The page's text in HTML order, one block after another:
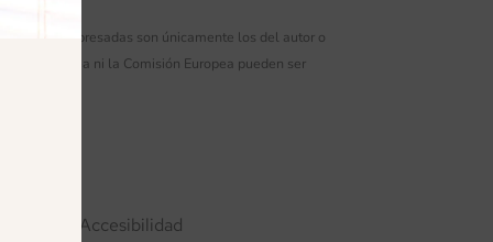
expresadas son únicamente los del autor o
Europea ni la Comisión Europea pueden ser
Accesibilidad